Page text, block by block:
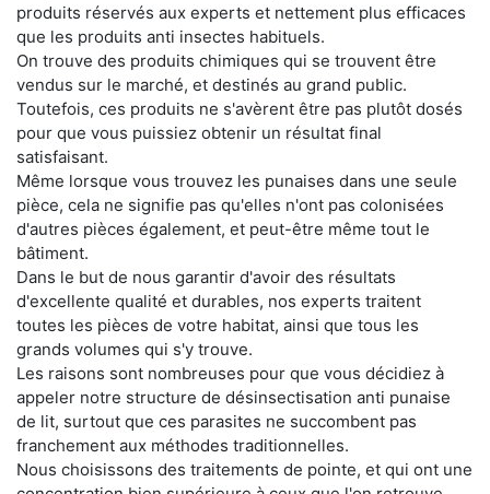
produits réservés aux experts et nettement plus efficaces
que les produits anti insectes habituels.
On trouve des produits chimiques qui se trouvent être
vendus sur le marché, et destinés au grand public.
Toutefois, ces produits ne s'avèrent être pas plutôt dosés
pour que vous puissiez obtenir un résultat final
satisfaisant.
Même lorsque vous trouvez les punaises dans une seule
pièce, cela ne signifie pas qu'elles n'ont pas colonisées
d'autres pièces également, et peut-être même tout le
bâtiment.
Dans le but de nous garantir d'avoir des résultats
d'excellente qualité et durables, nos experts traitent
toutes les pièces de votre habitat, ainsi que tous les
grands volumes qui s'y trouve.
Les raisons sont nombreuses pour que vous décidiez à
appeler notre structure de désinsectisation anti punaise
de lit, surtout que ces parasites ne succombent pas
franchement aux méthodes traditionnelles.
Nous choisissons des traitements de pointe, et qui ont une